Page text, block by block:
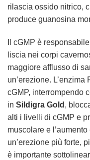
rilascia ossido nitrico,
produce guanosina
Il cGMP è
liscia nei corpi
maggiore afflusso di
un’erezione.
cGMP, interrompendo
in Sildigra Gold ,
alti i livelli di cGMP e
muscolare e
un’erezione più forte,
è importante